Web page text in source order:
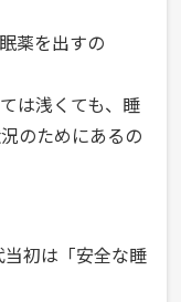
」薬を出すの
は浅くても、睡
のためにあるの
初は「安全な睡